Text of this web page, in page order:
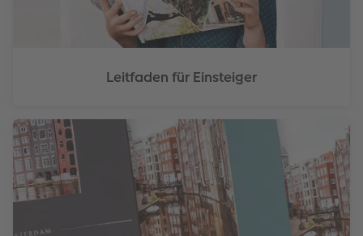
Leitfaden für Einsteiger